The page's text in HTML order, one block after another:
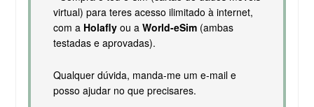
virtual) para teres acesso ilimitado à internet,
com a Holaflyou a World-eSim(ambas
testadas e aprovadas).
Qualquer dúvida, manda-me um e-mail e
posso ajudar no que precisares.